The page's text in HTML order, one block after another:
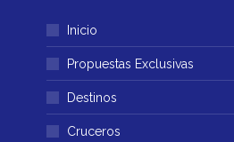
abre
una
ventana
se
abre
en
una
ventana
Inicio
Propuestas Exclusivas
Destinos
Cruceros